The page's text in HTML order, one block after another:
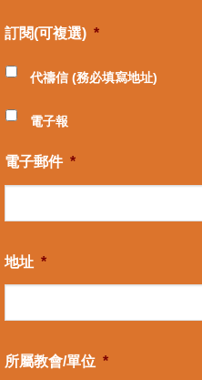
訂閱(可複選) *
代禱信 (務必填寫地址)
電子報
電子郵件 *
地址 *
所屬教會/單位 *